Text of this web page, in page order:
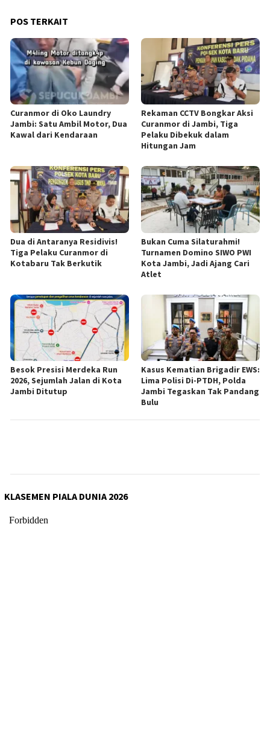
POS TERKAIT
Curanmor di Oko Laundry
Jambi: Satu Ambil Motor, Dua
Kawal dari Kendaraan
Rekaman CCTV Bongkar Aksi
Curanmor di Jambi, Tiga
Pelaku Dibekuk dalam
Hitungan Jam
Dua di Antaranya Residivis!
Tiga Pelaku Curanmor di
Kotabaru Tak Berkutik
Bukan Cuma Silaturahmi!
Turnamen Domino SIWO PWI
Kota Jambi, Jadi Ajang Cari
Atlet
Besok Presisi Merdeka Run
2026, Sejumlah Jalan di Kota
Jambi Ditutup
Kasus Kematian Brigadir EWS:
Lima Polisi Di-PTDH, Polda
Jambi Tegaskan Tak Pandang
Bulu
KLASEMEN PIALA DUNIA 2026